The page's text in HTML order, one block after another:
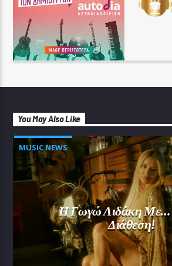
You May Also Like
MUSIC NEWS
Η Γωγώ Λιδάκη Με…
Διάθεση!